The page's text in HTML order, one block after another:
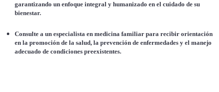
garantizando un enfoque integral y humanizado en el cuidado de su
bienestar.
Consulte a un especialista en medicina familiar para recibir orientación
en la promoción de la salud, la prevención de enfermedades y el manejo
adecuado de condiciones preexistentes.